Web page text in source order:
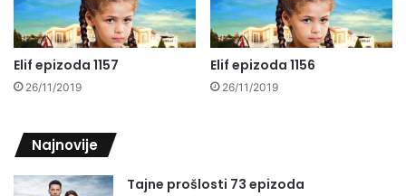
Elif epizoda 1157
26/11/2019
Elif epizoda 1156
26/11/2019
Najnovije
Tajne prošlosti 73 epizoda